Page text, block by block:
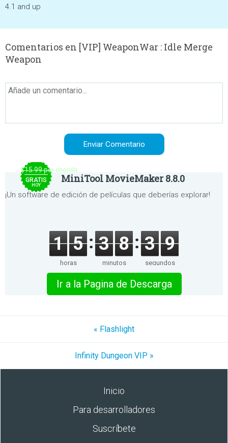
4.1 and up
Comentarios en [VIP] WeaponWar : Idle Merge
Weapon
$15.99 per month
GRATIS
HOY
MiniTool MovieMaker 8.8.0
¡Un software de edición de películas que deberías explorar!
1 5
horas
3 8
minutos
3 9
segundos
Ir a la Pagina de Descarga
« Flashlight
Infinity Dungeon VIP »
Inicio
Para desarrolladores
Suscríbete